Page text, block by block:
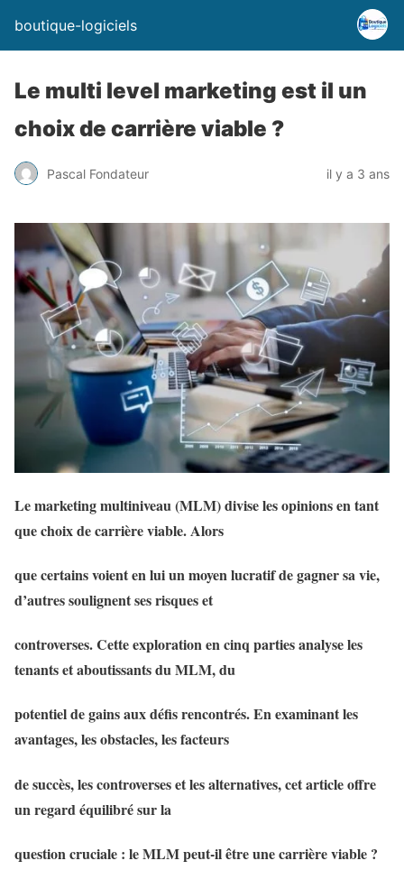
boutique-logiciels
Le multi level marketing est il un
choix de carrière viable ?
Pascal Fondateur il y a 3 ans
Le marketing multiniveau (MLM) divise les opinions en tant
que choix de carrière viable. Alors
que certains voient en lui un moyen lucratif de gagner sa vie,
d’autres soulignent ses risques et
controverses. Cette exploration en cinq parties analyse les
tenants et aboutissants du MLM, du
potentiel de gains aux défis rencontrés. En examinant les
avantages, les obstacles, les facteurs
de succès, les controverses et les alternatives, cet article offre
un regard équilibré sur la
question cruciale : le MLM peut-il être une carrière viable ?